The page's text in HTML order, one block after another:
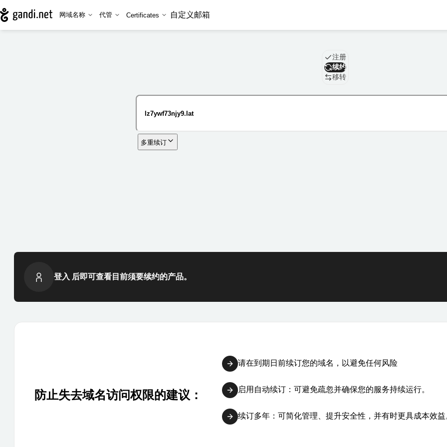
网域名称 代管 Certificates 自定义邮箱
域名注册
续约
移转
多重续订
登入 后即可查看目前须要续约的产品。
防止失去域名访问权限的建议：
请在到期日前续订您的域名，以避免任何风险
启用自动续订：可避免疏忽并确保您的服务持续运行。
续订多年：可简化管理、提升安全性，并有时更具成本效益